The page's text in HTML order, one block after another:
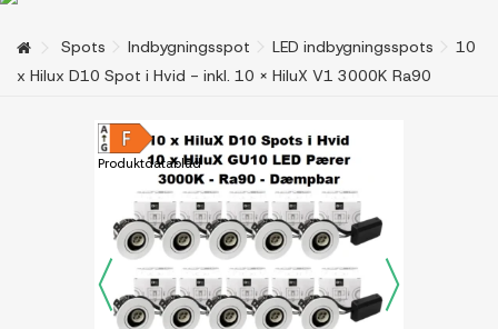
Spots Indbygningsspot LED indbygningsspots
10
x Hilux D10 Spot i Hvid - inkl. 10 x HiluX V1 3000K Ra90
Produktdatablad